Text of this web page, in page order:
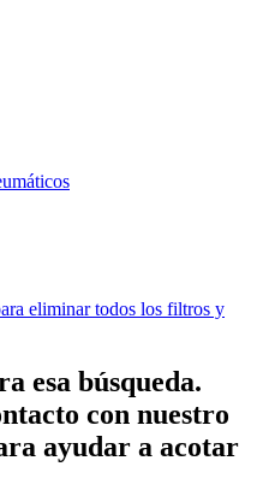
eliminar todos los filtros y
esa búsqueda.
con nuestro
ayudar a acotar